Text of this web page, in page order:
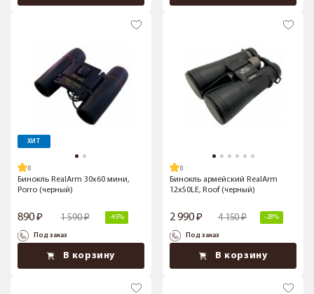
ХИТ
Бинокль RealArm 30х60 мини,
Porro (черный)
890 1 590 -45%
Под заказ
В корзину
Бинокль армейский RealArm
12х50LE, Roof (черный)
2 990 4 150 -28%
Под заказ
В корзину